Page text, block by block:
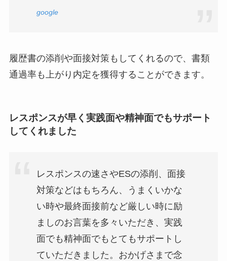
google
履歴書の添削や面接対策もしてくれるので、書類
通過率も上がり内定を獲得することができます。
レスポンスが早く実践面や精神面でもサポート
してくれました
レスポンスの速さやESの添削、面接
対策などはもちろん、うまくいかな
い時や最終面接前など厳しい時に励
ましのお言葉を多々いただき、実践
面でも精神面でもとてもサポートし
ていただきました。おかげさまで念